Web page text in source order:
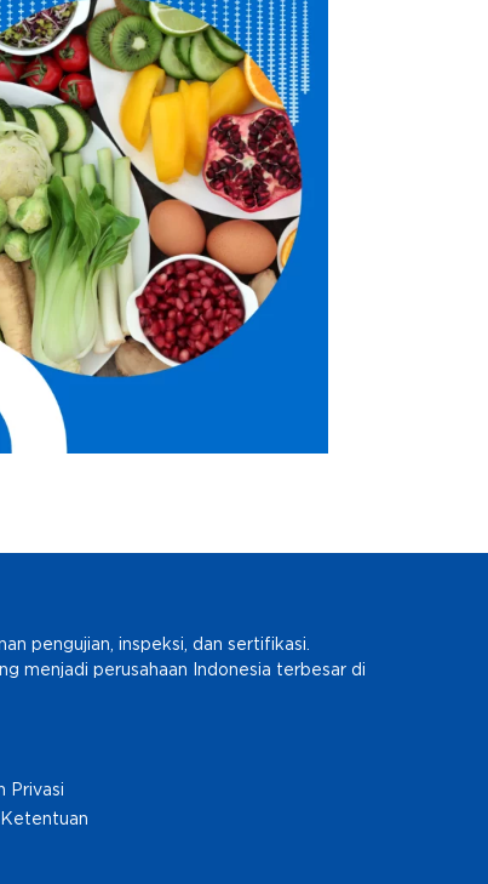
pengujian, inspeksi, dan sertifikasi.
menjadi perusahaan Indonesia terbesar di
Privasi